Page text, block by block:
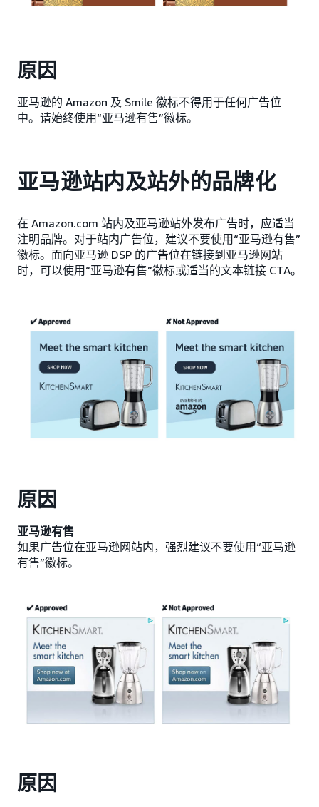
原因
亚马逊的 Amazon 及 Smile 徽标不得用于任何广告位
中。请始终使用“亚马逊有售”徽标。
亚马逊站内及站外的品牌化
在 Amazon.com 站内及亚马逊站外发布广告时，应适当
注明品牌。对于站内广告位，建议不要使用“亚马逊有售”
徽标。面向亚马逊 DSP 的广告位在链接到亚马逊网站
时，可以使用“亚马逊有售”徽标或适当的文本链接 CTA。
原因
亚马逊有售
如果广告位在亚马逊网站内，强烈建议不要使用“亚马逊
有售”徽标。
原因